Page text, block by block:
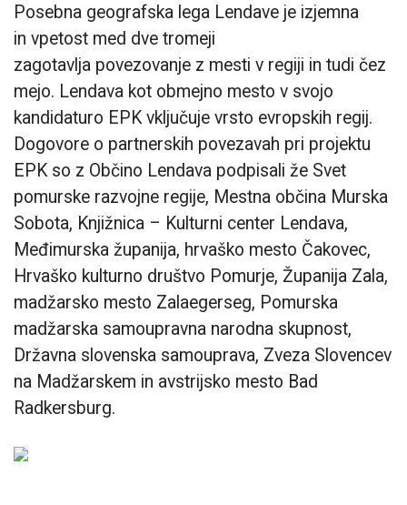
Posebna geografska lega Lendave je izjemna
in vpetost med dve tromeji
zagotavlja povezovanje z mesti v regiji in tudi čez
mejo. Lendava kot obmejno mesto v svojo
kandidaturo EPK vključuje vrsto evropskih regij.
Dogovore o partnerskih povezavah pri projektu
EPK so z Občino Lendava podpisali že Svet
pomurske razvojne regije, Mestna občina Murska
Sobota, Knjižnica – Kulturni center Lendava,
Međimurska županija, hrvaško mesto Čakovec,
Hrvaško kulturno društvo Pomurje, Županija Zala,
madžarsko mesto Zalaegerseg, Pomurska
madžarska samoupravna narodna skupnost,
Državna slovenska samouprava, Zveza Slovencev
na Madžarskem in avstrijsko mesto Bad
Radkersburg.